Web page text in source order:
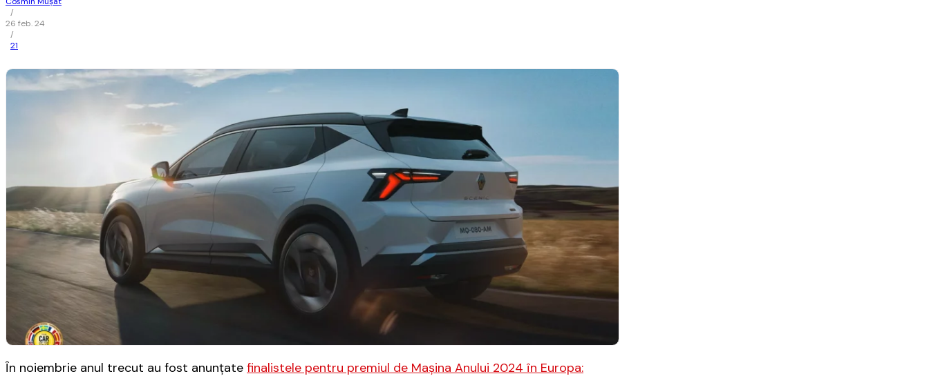
/
26 feb. 24
/
21
În noiembrie anul trecut au fost anunţate finalistele pentru premiul de Maşina Anului 2024 în Europa: